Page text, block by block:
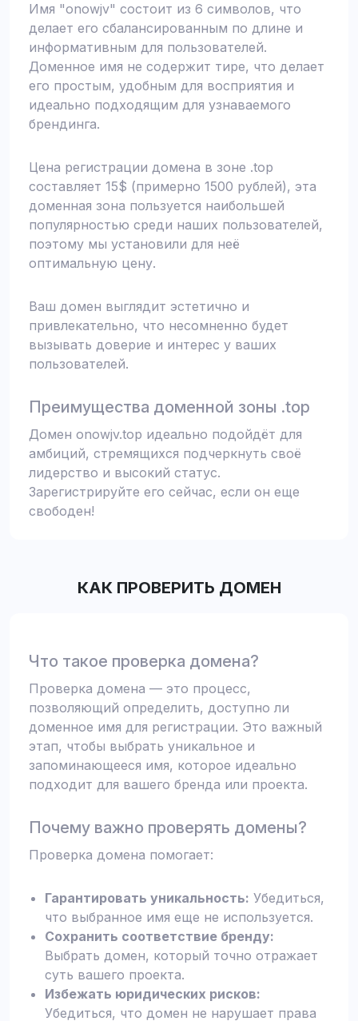
Имя "onowjv" состоит из 6 символов, что
делает его сбалансированным по длине и
информативным для пользователей.
Доменное имя не содержит тире, что делает
его простым, удобным для восприятия и
идеально подходящим для узнаваемого
брендинга.
Цена регистрации домена в зоне .top
составляет 15$ (примерно 1500 рублей), эта
доменная зона пользуется наибольшей
популярностью среди наших пользователей,
поэтому мы установили для неё
оптимальную цену.
Ваш домен выглядит эстетично и
привлекательно, что несомненно будет
вызывать доверие и интерес у ваших
пользователей.
Преимущества доменной зоны .top
Домен onowjv.top идеально подойдёт для
амбиций, стремящихся подчеркнуть своё
лидерство и высокий статус.
Зарегистрируйте его сейчас, если он еще
свободен!
КАК ПРОВЕРИТЬ ДОМЕН
Что такое проверка домена?
Проверка домена — это процесс,
позволяющий определить, доступно ли
доменное имя для регистрации. Это важный
этап, чтобы выбрать уникальное и
запоминающееся имя, которое идеально
подходит для вашего бренда или проекта.
Почему важно проверять домены?
Проверка домена помогает:
Гарантировать уникальность: Убедиться,
что выбранное имя еще не используется.
Сохранить соответствие бренду:
Выбрать домен, который точно отражает
суть вашего проекта.
Избежать юридических рисков:
Убедиться, что домен не нарушает права